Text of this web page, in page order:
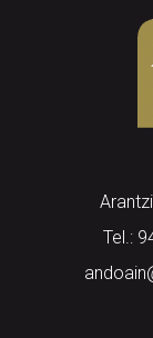
Tel.: